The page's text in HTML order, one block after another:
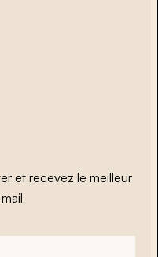
et recevez le meilleur